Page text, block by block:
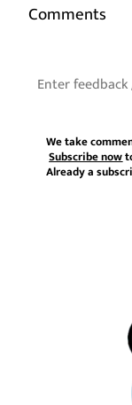
Comments
We take
Subscribe now
Already a